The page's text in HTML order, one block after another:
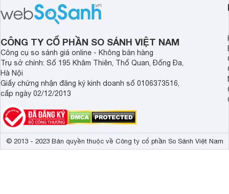
CÔNG TY CỔ PHẦN SO SÁNH VIỆT NAM
Công cụ so sánh giá online - Không bán hàng
Trụ sở chính: Số 195 Khâm Thiên, Thổ Quan, Đống Đa,
Hà Nội
Giấy chứng nhận đăng ký kinh doanh số 0106373516,
cấp ngày 02/12/2013
© 2013 - 2023 Bản quyền thuộc về Công ty cổ phần So Sánh Việt Nam